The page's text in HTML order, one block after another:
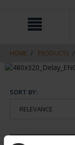
navigation
HOME PRODUCTS
SORT BY: